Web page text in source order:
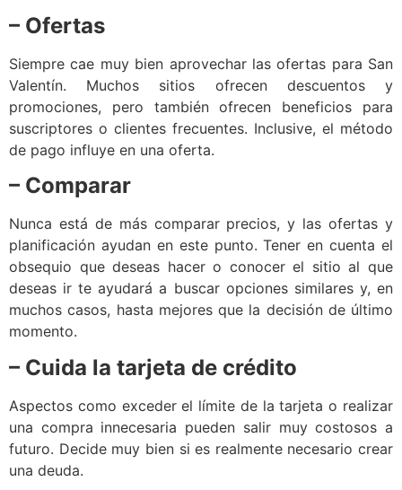
– Ofertas
Siempre cae muy bien aprovechar las ofertas para San
Valentín. Muchos sitios ofrecen descuentos y
promociones, pero también ofrecen beneficios para
suscriptores o clientes frecuentes. Inclusive, el método
de pago influye en una oferta.
– Comparar
Nunca está de más comparar precios, y las ofertas y
planificación ayudan en este punto. Tener en cuenta el
obsequio que deseas hacer o conocer el sitio al que
deseas ir te ayudará a buscar opciones similares y, en
muchos casos, hasta mejores que la decisión de último
momento.
– Cuida la tarjeta de crédito
Aspectos como exceder el límite de la tarjeta o realizar
una compra innecesaria pueden salir muy costosos a
futuro. Decide muy bien si es realmente necesario crear
una deuda.